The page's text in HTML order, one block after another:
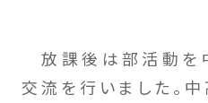
放課後は部活動を
交流を行いました。